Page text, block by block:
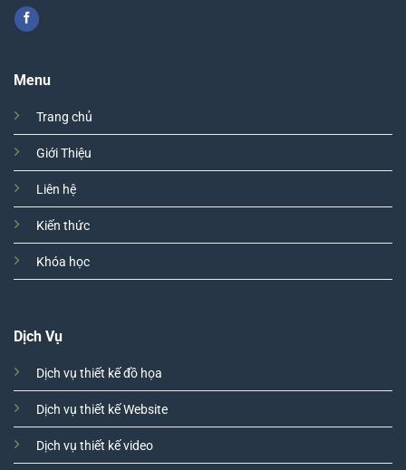
Menu
Trang chủ
Giới Thiệu
Liên hệ
Kiến thức
Khóa học
Dịch Vụ
Dịch vụ thiết kế đồ họa
Dịch vụ thiết kế Website
Dịch vụ thiết kế video